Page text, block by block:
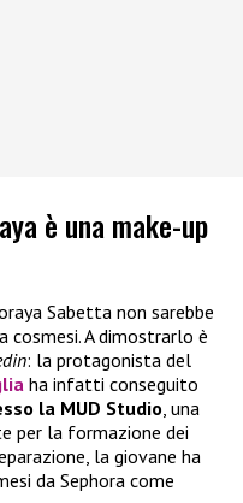
è una make-up
Sabetta non sarebbe
A dimostrarlo è
: la protagonista del
ha infatti conseguito
la MUD Studio, una
per la formazione dei
la giovane ha
da Sephora come